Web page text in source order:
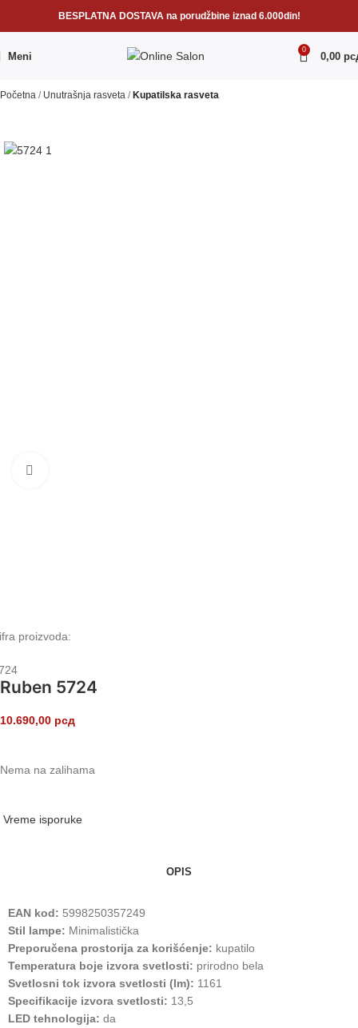
BESPLATNA DOSTAVA na porudžbine iznad 6.000din!
Meni
0
0,00
Početna Unutrašnja rasveta Kupatilska rasveta
RASPRODATO
proizvoda:
Ruben 5724
10.690,00 рсд
Nema na zalihama
Vreme isporuke
OPIS
EAN kod: 5998250357249
Stil lampe: Minimalistička
Preporučena prostorija za korišćenje: kupatilo
Temperatura boje izvora svetlosti: prirodno bela
Svetlosni tok izvora svetlosti (lm): 1161
Specifikacije izvora svetlosti: 13,5
LED tehnologija: da